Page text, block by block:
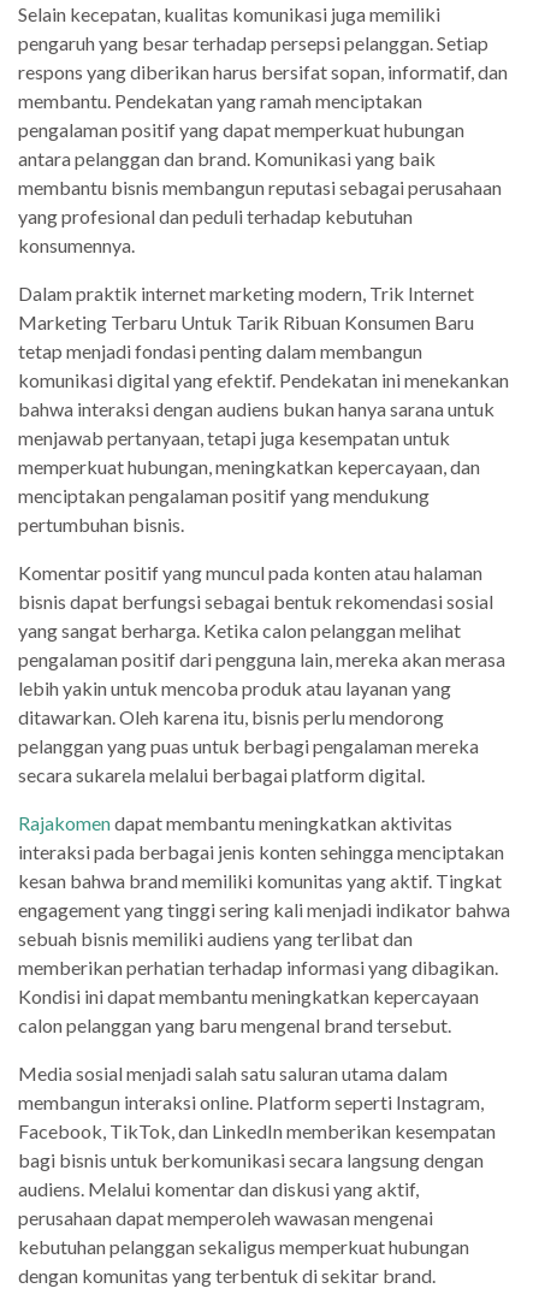
Selain kecepatan, kualitas komunikasi juga memiliki
pengaruh yang besar terhadap persepsi pelanggan. Setiap
respons yang diberikan harus bersifat sopan, informatif, dan
membantu. Pendekatan yang ramah menciptakan
pengalaman positif yang dapat memperkuat hubungan
antara pelanggan dan brand. Komunikasi yang baik
membantu bisnis membangun reputasi sebagai perusahaan
yang profesional dan peduli terhadap kebutuhan
konsumennya.
Dalam praktik internet marketing modern, Trik Internet
Marketing Terbaru Untuk Tarik Ribuan Konsumen Baru
tetap menjadi fondasi penting dalam membangun
komunikasi digital yang efektif. Pendekatan ini menekankan
bahwa interaksi dengan audiens bukan hanya sarana untuk
menjawab pertanyaan, tetapi juga kesempatan untuk
memperkuat hubungan, meningkatkan kepercayaan, dan
menciptakan pengalaman positif yang mendukung
pertumbuhan bisnis.
Komentar positif yang muncul pada konten atau halaman
bisnis dapat berfungsi sebagai bentuk rekomendasi sosial
yang sangat berharga. Ketika calon pelanggan melihat
pengalaman positif dari pengguna lain, mereka akan merasa
lebih yakin untuk mencoba produk atau layanan yang
ditawarkan. Oleh karena itu, bisnis perlu mendorong
pelanggan yang puas untuk berbagi pengalaman mereka
secara sukarela melalui berbagai platform digital.
Rajakomendapat membantu meningkatkan aktivitas
interaksi pada berbagai jenis konten sehingga menciptakan
kesan bahwa brand memiliki komunitas yang aktif. Tingkat
engagement yang tinggi sering kali menjadi indikator bahwa
sebuah bisnis memiliki audiens yang terlibat dan
memberikan perhatian terhadap informasi yang dibagikan.
Kondisi ini dapat membantu meningkatkan kepercayaan
calon pelanggan yang baru mengenal brand tersebut.
Media sosial menjadi salah satu saluran utama dalam
membangun interaksi online. Platform seperti Instagram,
Facebook, TikTok, dan LinkedIn memberikan kesempatan
bagi bisnis untuk berkomunikasi secara langsung dengan
audiens. Melalui komentar dan diskusi yang aktif,
perusahaan dapat memperoleh wawasan mengenai
kebutuhan pelanggan sekaligus memperkuat hubungan
dengan komunitas yang terbentuk di sekitar brand.